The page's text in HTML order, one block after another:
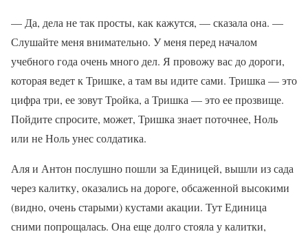
— Да, дела не так просты, как кажутся, — сказала она. —
Слушайте меня внимательно. У меня перед началом
учебного года очень много дел. Я провожу вас до дороги,
которая ведет к Тришке, а там вы идите сами. Тришка — это
цифра три, ее зовут Тройка, а Тришка — это ее прозвище.
Пойдите спросите, может, Тришка знает поточнее, Ноль
или не Ноль унес солдатика.
Аля и Антон послушно пошли за Единицей, вышли из сада
через калитку, оказались на дороге, обсаженной высокими
(видно, очень старыми) кустами акации. Тут Единица
сними попрощалась. Она еще долго стояла у калитки,